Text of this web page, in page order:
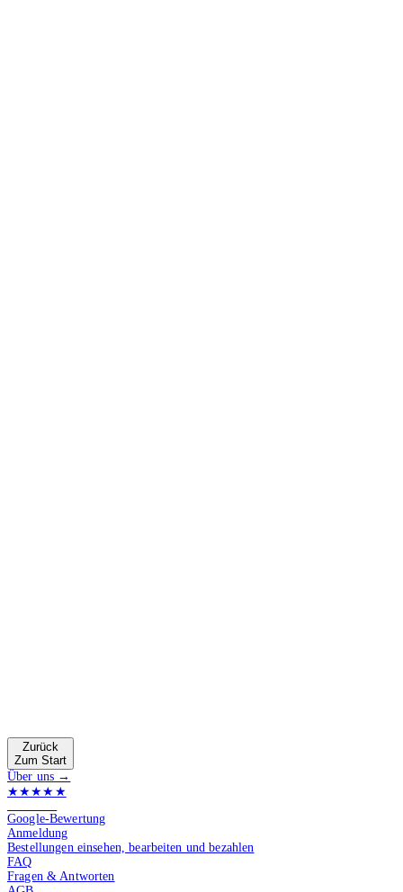
Zurück
Zum Start
Über uns →
★★★★★
Google-Bewertung
Anmeldung
Bestellungen einsehen, bearbeiten und bezahlen
FAQ
Fragen & Antworten